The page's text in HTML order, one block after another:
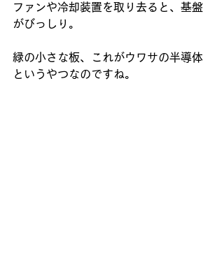
ファンや冷却装置を取り去ると、基盤
がびっしり。
緑の小さな板、これがウワサの半導体
というやつなのですね。